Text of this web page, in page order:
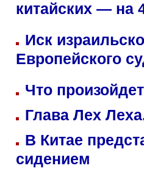
китайских — на
Иск
Европейского
Что
Глава Лех
В Китае
сидением